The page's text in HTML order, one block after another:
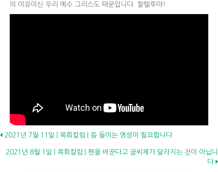
의 이유이신 우리 예수 그리스도 때문입니다. 할렐루야!
Posts
navigation
2021년 7월 11일 | 목회칼럼 | 뜸 들이는 영성이 필요합니다
2021년 8월 1일 | 목회칼럼 | 펜을 바꾼다고 글씨체가 달라지는 것이 아닙니
다